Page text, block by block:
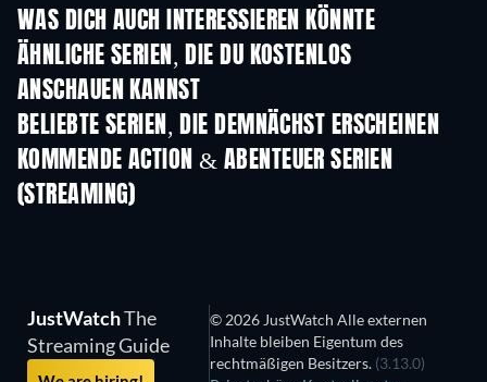
WAS DICH AUCH INTERESSIEREN KÖNNTE
Serie Serie
ÄHNLICHE SERIEN, DIE DU KOSTENLOS
ANSCHAUEN KANNST
Serie
BELIEBTE SERIEN, DIE DEMNÄCHST ERSCHEINEN
Serie Serie
KOMMENDE ACTION & ABENTEUER SERIEN
(STREAMING)Staffel 2
JustWatchThe
Streaming Guide
© 2026 JustWatch Alle externen
Inhalte bleiben Eigentum des
rechtmäßigen Besitzers. (3.13.0)